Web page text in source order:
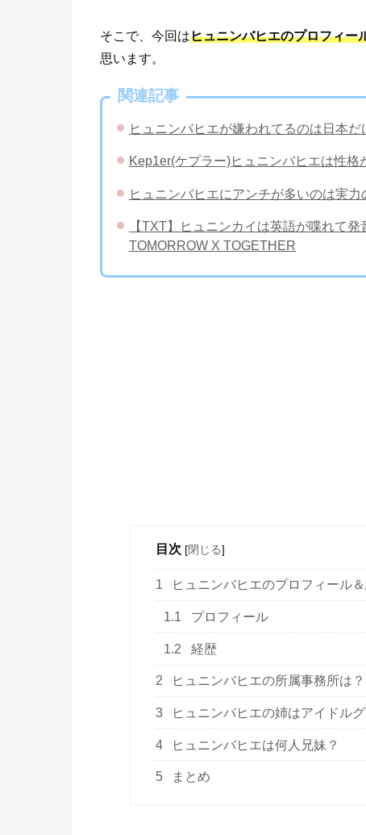
そこで、今回はヒュニンバヒエのプロフィー
思います。
関連記事
ヒュニンバヒエが嫌われてるのは日本
Kep1er(ケプラー)ヒュニンバヒエは性格
ヒュニンバヒエにアンチが多いのは実
【TXT】ヒュニンカイは英語が喋れて
TOMORROW X TOGETHER
目次 [閉じる]
1 ヒュニンバヒエのプロフィール
1.1 プロフィール
1.2 経歴
2 ヒュニンバヒエの所属事務所は？
3 ヒュニンバヒエの姉はアイドル
4 ヒュニンバヒエは何人兄妹？
5 まとめ